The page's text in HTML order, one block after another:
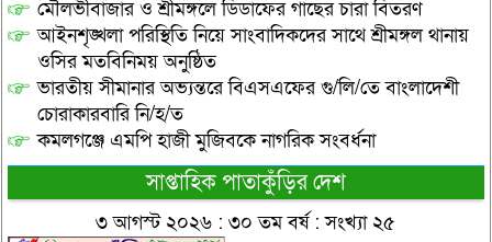
মৌলভীবাজার ও শ্রীমঙ্গলে ডিডাফের গাছের চারা বিতরণ
আইনশৃঙ্খলা পরিস্থিতি নিয়ে সাংবাদিকদের সাথে শ্রীমঙ্গল থানায়
ওসির মতবিনিময় অনুষ্ঠিত
ভারতীয় সীমানার অভ্যন্তরে বিএসএফের গু/লি/তে বাংলাদেশী
চোরাকারবারি নি/হ/ত
কমলগঞ্জে এমপি হাজী মুজিবকে নাগরিক সংবর্ধনা
সাপ্তাহিক পাতাকুঁড়ির দেশ
৩ আগস্ট ২০২৬ : ৩০ তম বর্ষ : সংখ্যা ২৫